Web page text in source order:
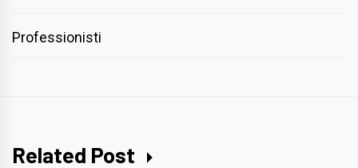
Professionisti
Related Post